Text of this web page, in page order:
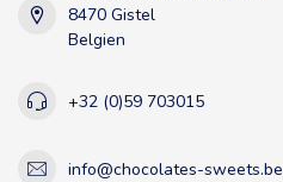
8470 Gistel
Belgien
+32 (0)59 703015
info@chocolates-sweets.be